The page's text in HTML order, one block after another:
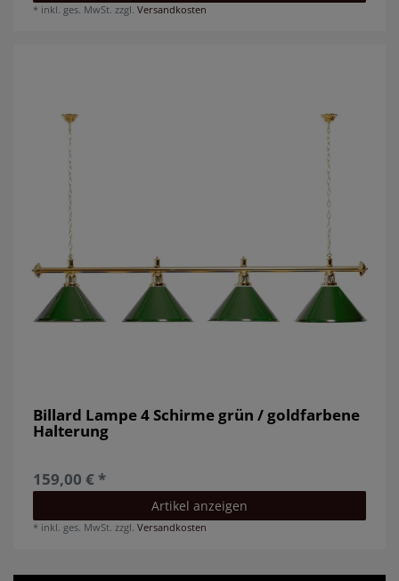
* inkl. ges. MwSt. zzgl.Versandkosten
Billard Lampe 4 Schirme grün / goldfarbene
Halterung
159,00 € *
Artikel anzeigen
* inkl. ges. MwSt. zzgl.Versandkosten